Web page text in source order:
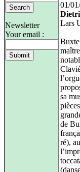
Newsletter
Your email :
01/
Lars
sa
de
ré),